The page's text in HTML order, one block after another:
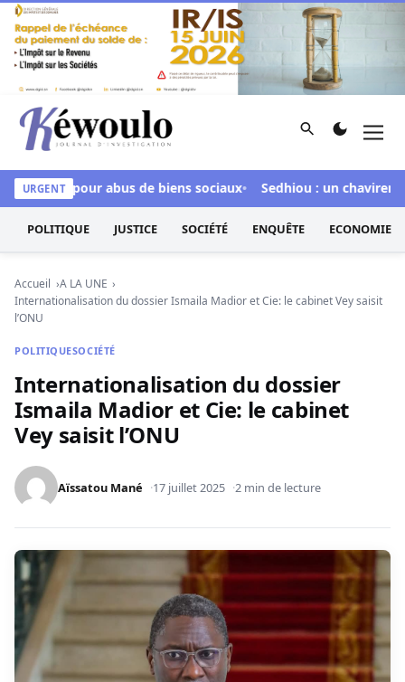
Aller au contenu
Kéwoulo, le premier site d'information et d'investigation
Rechercher
URGENTpour abus de biens sociaux Sedhiou : un
POLITIQUE JUSTICE SOCIÉTÉ ENQUÊTE ECONOMIE
Accueil
A LA UNE
Internationalisation du dossier Ismaila Madior et Cie: le cabinet Vey saisit
l’ONU
POLITIQUESOCIÉTÉ
Internationalisation du dossier
Ismaila Madior et Cie: le cabinet
Vey saisit l’ONU
Aïssatou Mané 17 juillet 2025 2 min de lecture